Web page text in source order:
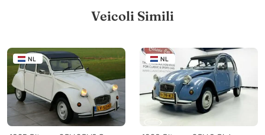
Veicoli Simili
NL NL